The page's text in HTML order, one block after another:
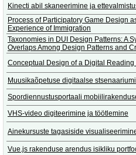
Kinecti abil skaneerimine ja
Process of Participatory Game Design
Experience of Immigration
Taxonomies in DUI Design Patterns: A
Overlaps Among Design Patterns and
Conceptual Design of a Digital Reading
Muusikaõpetuse digitaalse
Spordiennustusportaali
VHS-video digiteerimine ja töötlemine
Ainekursuste tagasiside
Vue.js rakenduse arendus isikliku